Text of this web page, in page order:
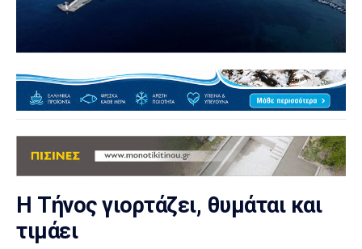
Η Τήνος γιορτάζει, θυμάται και
τιμάει